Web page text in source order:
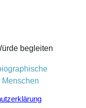
begleiten